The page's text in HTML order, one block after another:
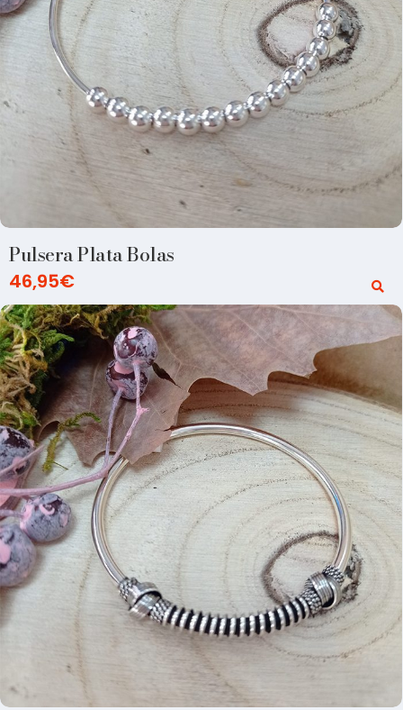
Pulsera Plata Bolas
46,95€